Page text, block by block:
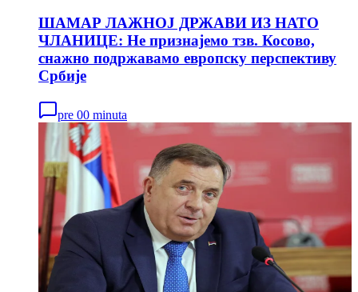
ШАМАР ЛАЖНОЈ ДРЖАВИ ИЗ НАТО
ЧЛАНИЦЕ: Не признајемо тзв. Косово,
снажно подржавамо европску перспективу
Србије
pre 00 minuta